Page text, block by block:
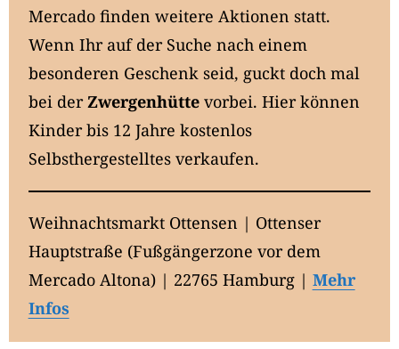
Mercado finden weitere Aktionen statt.
Wenn Ihr auf der Suche nach einem
besonderen Geschenk seid, guckt doch mal
bei derZwergenhütte vorbei. Hier können
Kinder bis 12 Jahre kostenlos
Selbsthergestelltes verkaufen.
Weihnachtsmarkt Ottensen | Ottenser
Hauptstraße (Fußgängerzone vor dem
Mercado Altona) | 22765 Hamburg | Mehr
Infos